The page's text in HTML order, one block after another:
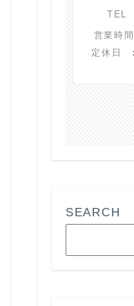
TEL
営業時間
定休日
SEARCH